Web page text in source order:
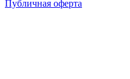
Публичная оферта